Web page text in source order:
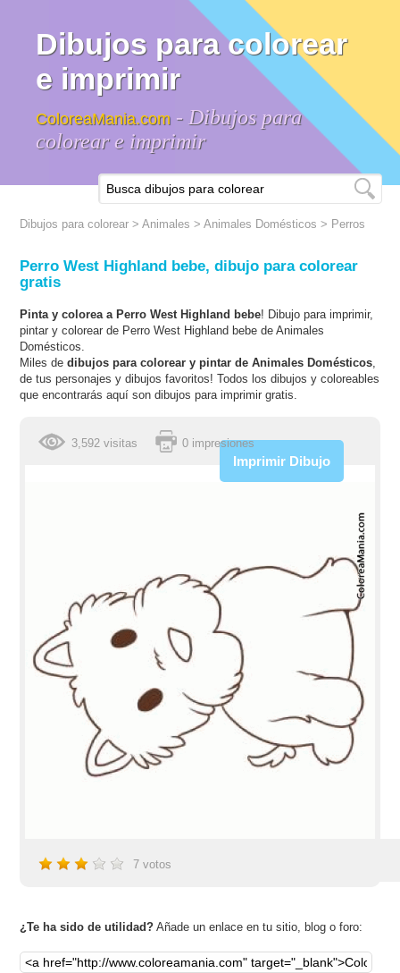
Dibujos para colorear
e imprimir
ColoreaMania.com - Dibujos para
colorear e imprimir
Dibujos para colorear >Animales >Animales Domésticos > Perros
Perro West Highland bebe, dibujo para colorear
gratis
Pinta y colorea a Perro West Highland bebe! Dibujo para imprimir,
pintar y colorear de Perro West Highland bebe de Animales
Domésticos.
Miles dedibujos para colorear y pintar de Animales Domésticos,
de tus personajes y dibujos favoritos! Todos los dibujos y coloreables
que encontrarás aquí son dibujos para imprimir gratis.
3,592 visitas 0 impresiones
Imprimir Dibujo
7 votos
¿Te ha sido de utilidad? Añade un enlace en tu sitio, blog o foro: